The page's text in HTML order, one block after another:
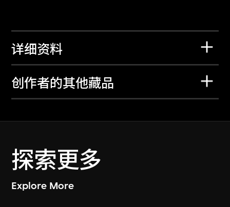
详细资料
创作者的其他藏品
探索更多
Explore More